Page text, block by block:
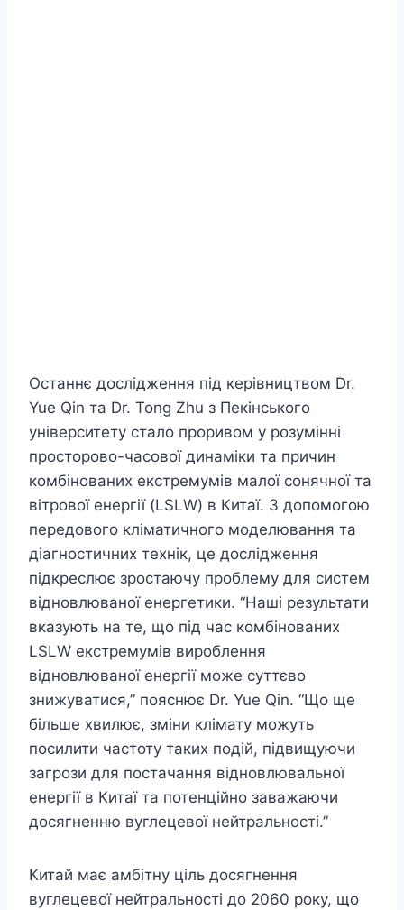
Останнє дослідження під керівництвом Dr.
Yue Qin та Dr. Tong Zhu з Пекінського
університету стало проривом у розумінні
просторово-часової динаміки та причин
комбінованих екстремумів малої сонячної та
вітрової енергії (LSLW) в Китаї. З допомогою
передового кліматичного моделювання та
діагностичних технік, це дослідження
підкреслює зростаючу проблему для систем
відновлюваної енергетики. “Наші результати
вказують на те, що під час комбінованих
LSLW екстремумів вироблення
відновлюваної енергії може суттєво
знижуватися,” пояснює Dr. Yue Qin. “Що ще
більше хвилює, зміни клімату можуть
посилити частоту таких подій, підвищуючи
загрози для постачання відновлювальної
енергії в Китаї та потенційно заважаючи
досягненню вуглецевої нейтральності.”
Китай має амбітну ціль досягнення
вуглецевої нейтральності до 2060 року, що